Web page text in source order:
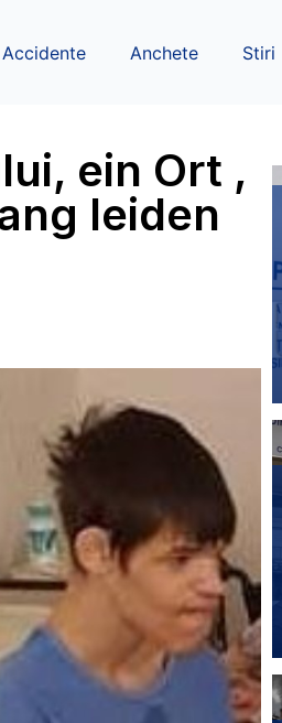
Accidente Anchete Stiri
ein Ort ,
leiden